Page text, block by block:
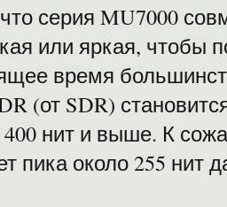
серия MU7000
или яркая, чтобы
время
(от SDR)
400 нит и выше. К
пика около 255 нит